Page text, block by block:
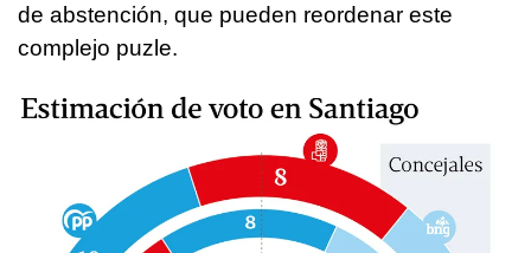
de abstención, que pueden reordenar este
complejo puzle.